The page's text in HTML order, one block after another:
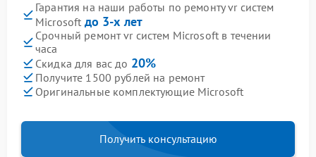
Гарантия на наши работы по ремонту vr систем
Microsoft до 3-х лет
Срочный ремонт vr систем Microsoft в течении
часа
Скидка для вас до 20%
Получите 1500 рублей на ремонт
Оригинальные комплектующие Microsoft
Получить консультацию